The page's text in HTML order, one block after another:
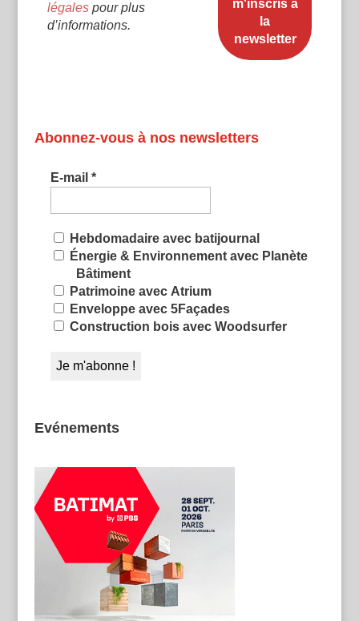
légalespour plus
d’informations.
Abonnez-vous à nos newsletters
E-mail *
Hebdomadaire avec batijournal
Énergie & Environnement avec Planète
Bâtiment
Patrimoine avec Atrium
Enveloppe avec 5Façades
Construction bois avec Woodsurfer
Evénements